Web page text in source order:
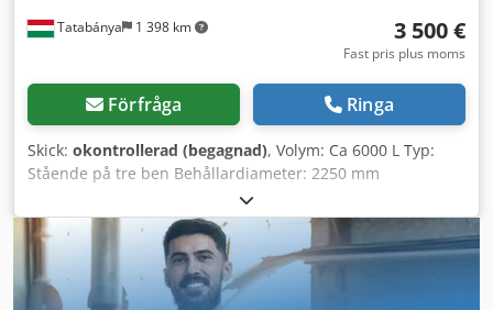
Tatabánya 1 398 km 3 500 €
Fast pris plus moms
Förfråga Ringa
Skick: okontrollerad (begagnad), Volym: Ca 6000 L Typ:
Stående på tre ben Behållardiameter: 2250 mm
Värme-/kylningsbar dubbelmantel Emaljerad behållare
Dedpshg Nk Djfx Aciswa